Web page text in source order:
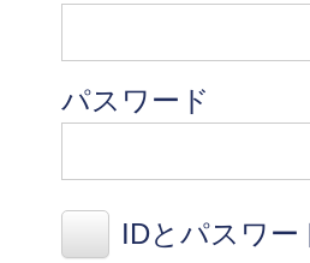
パスワード
IDとパスワ